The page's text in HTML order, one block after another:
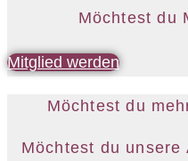
Möchtest du
Mitglied werden
Möchtest du
Möchtest du